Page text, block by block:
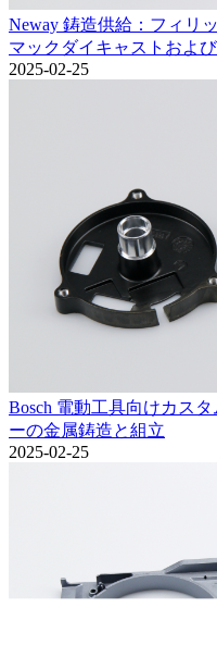
Neway 鋳造供給：フィリ
マックダイキャストおよ
2025-02-25
Bosch 電動工具向けカス
ーの金属鋳造と組立
2025-02-25